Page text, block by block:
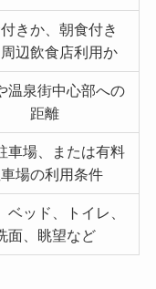
きか、朝食付き
辺飲食店利用か
温泉街中心部への
距離
車場、または有料
場の利用条件
ベッド、トイレ、
面、眺望など